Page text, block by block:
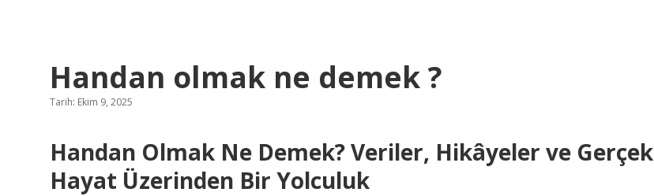
Handan olmak ne demek ?
Tarih: Ekim 9, 2025
Handan Olmak Ne Demek? Veriler, Hikâyeler ve Gerçek
Hayat Üzerinden Bir Yolculuk